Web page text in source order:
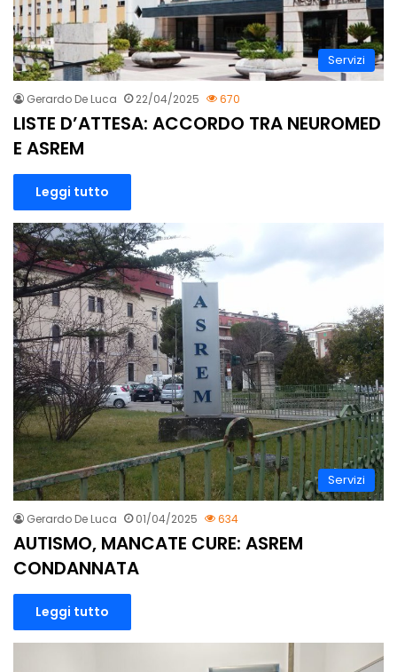
Servizi
Gerardo De Luca 22/04/2025 670
LISTE D’ATTESA: ACCORDO TRA NEUROMED
E ASREM
Leggi tutto
Servizi
Gerardo De Luca 01/04/2025 634
AUTISMO, MANCATE CURE: ASREM
CONDANNATA
Leggi tutto